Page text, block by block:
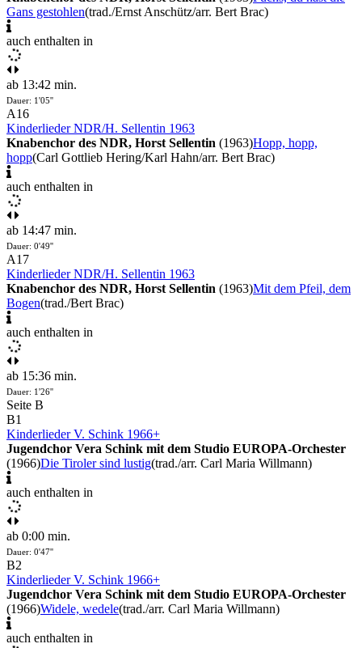
Gans gestohlen(trad./Ernst Anschütz/arr. Bert Brac)
auch enthalten in
ab 13:42 min.
Dauer: 1'05''
A16
Kinderlieder NDR/H. Sellentin 1963
Knabenchor des NDR, Horst Sellentin (1963)Hopp, hopp,
hopp(Carl Gottlieb Hering/Karl Hahn/arr. Bert Brac)
auch enthalten in
ab 14:47 min.
Dauer: 0'49''
A17
Kinderlieder NDR/H. Sellentin 1963
Knabenchor des NDR, Horst Sellentin (1963)Mit dem Pfeil, dem
Bogen(trad./Bert Brac)
auch enthalten in
ab 15:36 min.
Dauer: 1'26''
Seite B
B1
Kinderlieder V. Schink 1966+
Jugendchor Vera Schink mit dem Studio EUROPA-Orchester
(1966)Die Tiroler sind lustig(trad./arr. Carl Maria Willmann)
auch enthalten in
ab 0:00 min.
Dauer: 0'47''
B2
Kinderlieder V. Schink 1966+
Jugendchor Vera Schink mit dem Studio EUROPA-Orchester
(1966)Widele, wedele(trad./arr. Carl Maria Willmann)
auch enthalten in